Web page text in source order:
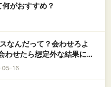
がおすすめ？
なんだって？会わせろよ
せたら想定外な結果にな
05-16